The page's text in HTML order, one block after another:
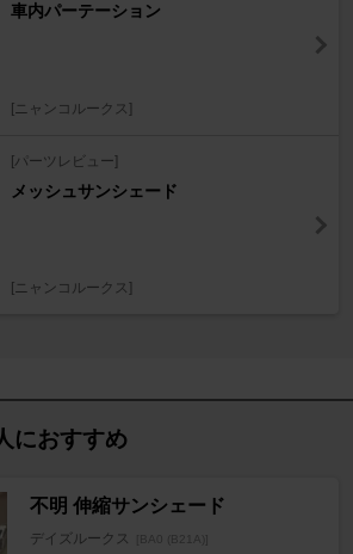
車内パーテーション
[ニャンコルークス]
[パーツレビュー]
メッシュサンシェード
[ニャンコルークス]
におすすめ
不明 伸縮サンシェード
デイズルークス [BA0 (B21A)]